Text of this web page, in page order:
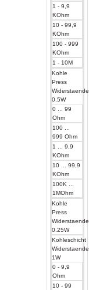
1 - 9,9
KOhm
10 - 99,9
KOhm
100 - 999
KOhm
1 - 10M
Kohle
Press
Widerstaende
0.5W
0 ... 99
Ohm
100 ...
999 Ohm
1 ... 9,9
KOhm
10 ... 99,9
KOhm
100K ...
1MOhm
Kohle
Press
Widerstaende
0.25W
Kohleschicht
Widerstaende
1W
0 - 9,9
Ohm
10 - 99